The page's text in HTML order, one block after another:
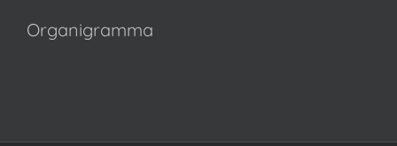
Organigramma